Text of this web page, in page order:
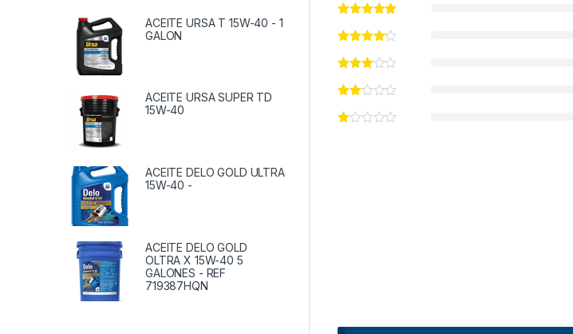
ACEITE URSA T 15W-40 - 1
GALON
ACEITE URSA SUPER TD
15W-40
ACEITE DELO GOLD ULTRA
15W-40 -
ACEITE DELO GOLD
OLTRA X 15W-40 5
GALONES - REF
719387HQN